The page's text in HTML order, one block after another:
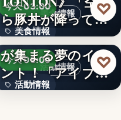
美食情報
今天 03:00
美食情報
文字
ら豚丼が降ってき
た」が現実に…
♡
活動情報
今天 03:00
活動情報
アイプリのみんな
が集まる夢のイベ
ント！「アイプリ
ワールド…
♡